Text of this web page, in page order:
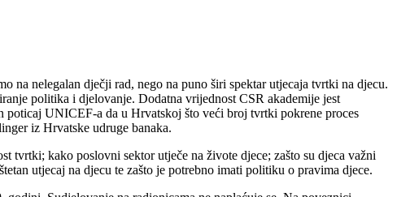
na nelegalan dječji rad, nego na puno širi spektar utjecaja tvrtki na djecu.
politika i djelovanje. Dodatna vrijednost CSR akademije jest
poticaj UNICEF-a da u Hrvatskoj što veći broj tvrtki pokrene proces
iz Hrvatske udruge banaka.
tvrtki; kako poslovni sektor utječe na živote djece; zašto su djeca važni
utjecaj na djecu te zašto je potrebno imati politiku o pravima djece.